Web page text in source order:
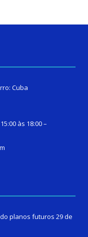
Cuba
às 18:00 –
planos futuros 29 de